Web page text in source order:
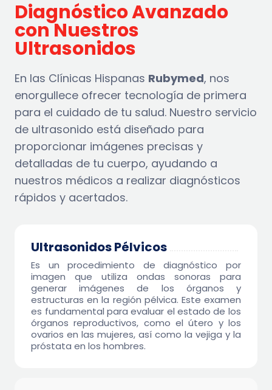
Diagnóstico Avanzado
con Nuestros
Ultrasonidos
En las Clínicas Hispanas Rubymed, nos
enorgullece ofrecer tecnología de primera
para el cuidado de tu salud. Nuestro servicio
de ultrasonido está diseñado para
proporcionar imágenes precisas y
detalladas de tu cuerpo, ayudando a
nuestros médicos a realizar diagnósticos
rápidos y acertados.
Ultrasonidos Pélvicos
Es un procedimiento de diagnóstico por
imagen que utiliza ondas sonoras para
generar imágenes de los órganos y
estructuras en la región pélvica. Este examen
es fundamental para evaluar el estado de los
órganos reproductivos, como el útero y los
ovarios en las mujeres, así como la vejiga y la
próstata en los hombres.